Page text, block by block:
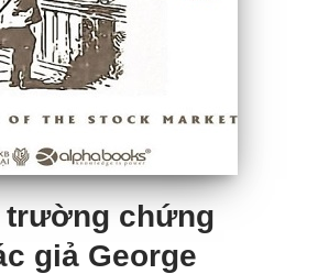
trường chứng
giả George